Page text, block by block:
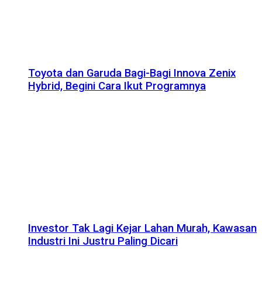
Toyota dan Garuda Bagi-Bagi Innova Zenix
Hybrid, Begini Cara Ikut Programnya
Investor Tak Lagi Kejar Lahan Murah, Kawasan
Industri Ini Justru Paling Dicari